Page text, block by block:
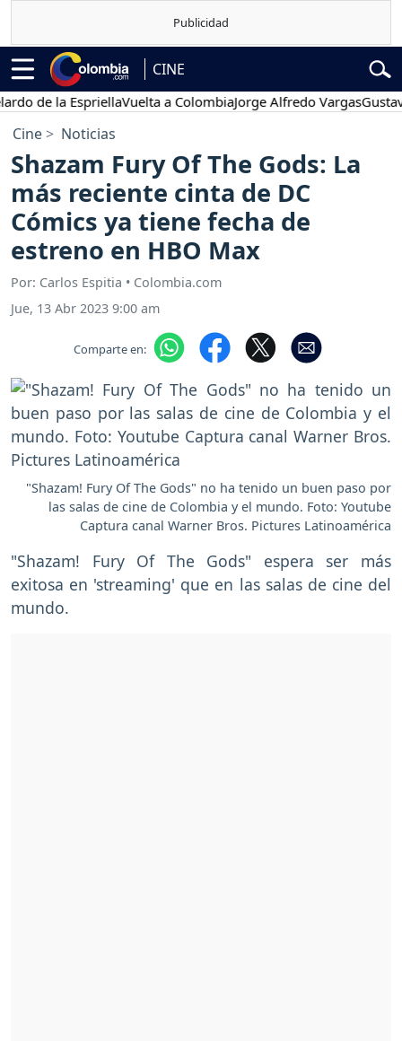
CINE
la EspriellaVuelta a ColombiaJorge Alfredo VargasGustavo
Cine Noticias
Shazam Fury Of The Gods: La
más reciente cinta de DC
Cómics ya tiene fecha de
estreno en HBO Max
Por: Carlos Espitia • Colombia.com
Jue, 13 Abr 2023 9:00 am
Comparte en:
"Shazam! Fury Of The Gods" no ha tenido un buen paso por
las salas de cine de Colombia y el mundo. Foto: Youtube
Captura canal Warner Bros. Pictures Latinoamérica
"Shazam! Fury Of The Gods" espera ser más
exitosa en 'streaming' que en las salas de cine del
mundo.